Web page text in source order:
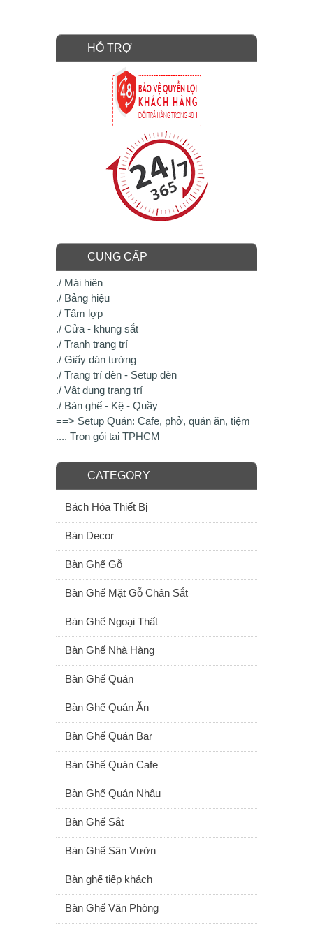
HỖ TRỢ
CUNG CẤP
./ Mái hiên
./ Bảng hiệu
./ Tấm lợp
./ Cửa - khung sắt
./ Tranh trang trí
./ Giấy dán tường
./ Trang trí đèn - Setup đèn
./ Vật dụng trang trí
./ Bàn ghế - Kệ - Quầy
==> Setup Quán: Cafe, phở, quán ăn, tiệm
.... Trọn gói tại TPHCM
CATEGORY
Bách Hóa Thiết Bị
Bàn Decor
Bàn Ghế Gỗ
Bàn Ghế Mặt Gỗ Chân Sắt
Bàn Ghế Ngoại Thất
Bàn Ghế Nhà Hàng
Bàn Ghế Quán
Bàn Ghế Quán Ăn
Bàn Ghế Quán Bar
Bàn Ghế Quán Cafe
Bàn Ghế Quán Nhậu
Bàn Ghế Sắt
Bàn Ghế Sân Vườn
Bàn ghế tiếp khách
Bàn Ghế Văn Phòng